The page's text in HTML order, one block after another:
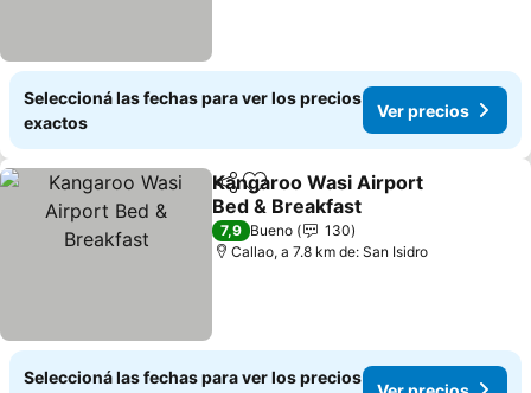
Seleccioná las fechas para ver los precios
exactos
Ver precios
CompartirAñadir a favoritos
Kangaroo Wasi Airport
Bed & Breakfast
7,9 Bueno
130
Callao, a 7.8 km de: San Isidro
Seleccioná las fechas para ver los precios